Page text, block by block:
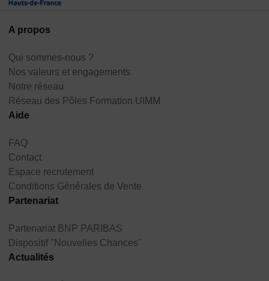
A propos
Qui sommes-nous ?
Nos valeurs et engagements
Notre réseau
Réseau des Pôles Formation UIMM
Aide
FAQ
Contact
Espace recrutement
Conditions Générales de Vente
Partenariat
Partenariat BNP PARIBAS
Dispositif "Nouvelles Chances"
Actualités